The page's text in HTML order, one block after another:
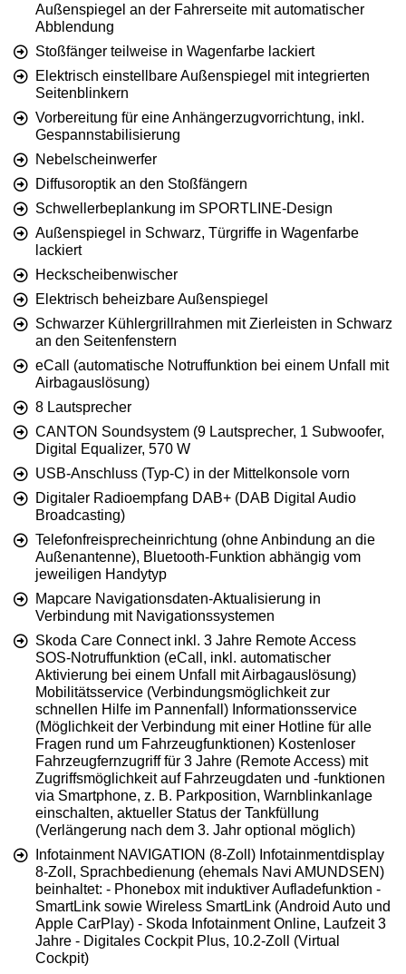
Außenspiegel an der Fahrerseite mit automatischer
Abblendung
Stoßfänger teilweise in Wagenfarbe lackiert
Elektrisch einstellbare Außenspiegel mit integrierten
Seitenblinkern
Vorbereitung für eine Anhängerzugvorrichtung, inkl.
Gespannstabilisierung
Nebelscheinwerfer
Diffusoroptik an den Stoßfängern
Schwellerbeplankung im SPORTLINE-Design
Außenspiegel in Schwarz, Türgriffe in Wagenfarbe
lackiert
Heckscheibenwischer
Elektrisch beheizbare Außenspiegel
Schwarzer Kühlergrillrahmen mit Zierleisten in Schwarz
an den Seitenfenstern
eCall (automatische Notruffunktion bei einem Unfall mit
Airbagauslösung)
8 Lautsprecher
CANTON Soundsystem (9 Lautsprecher, 1 Subwoofer,
Digital Equalizer, 570 W
USB-Anschluss (Typ-C) in der Mittelkonsole vorn
Digitaler Radioempfang DAB+ (DAB Digital Audio
Broadcasting)
Telefonfreisprecheinrichtung (ohne Anbindung an die
Außenantenne), Bluetooth-Funktion abhängig vom
jeweiligen Handytyp
Mapcare Navigationsdaten-Aktualisierung in
Verbindung mit Navigationssystemen
Skoda Care Connect inkl. 3 Jahre Remote Access
SOS-Notruffunktion (eCall, inkl. automatischer
Aktivierung bei einem Unfall mit Airbagauslösung)
Mobilitätsservice (Verbindungsmöglichkeit zur
schnellen Hilfe im Pannenfall) Informationsservice
(Möglichkeit der Verbindung mit einer Hotline für alle
Fragen rund um Fahrzeugfunktionen) Kostenloser
Fahrzeugfernzugriff für 3 Jahre (Remote Access) mit
Zugriffsmöglichkeit auf Fahrzeugdaten und -funktionen
via Smartphone, z. B. Parkposition, Warnblinkanlage
einschalten, aktueller Status der Tankfüllung
(Verlängerung nach dem 3. Jahr optional möglich)
Infotainment NAVIGATION (8-Zoll) Infotainmentdisplay
8-Zoll, Sprachbedienung (ehemals Navi AMUNDSEN)
beinhaltet: - Phonebox mit induktiver Aufladefunktion -
SmartLink sowie Wireless SmartLink (Android Auto und
Apple CarPlay) - Skoda Infotainment Online, Laufzeit 3
Jahre - Digitales Cockpit Plus, 10.2-Zoll (Virtual
Cockpit)